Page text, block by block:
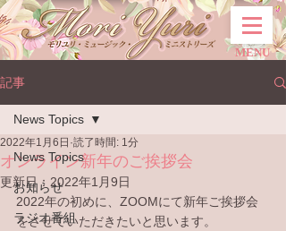
MENU
記事
News Topics
お知らせ
ラジオ番組
News Topics
オンライン新年のご挨拶会
2022年1月6日 読了時間: 1分
更新日： 2022年1月9日
2022年の初めに、ZOOMにて新年ご挨拶会
をさせていただきたいと思います。